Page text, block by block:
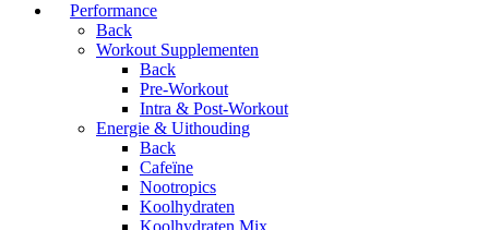
Performance
Back
Workout Supplementen
Back
Pre-Workout
Intra & Post-Workout
Energie & Uithouding
Back
Cafeïne
Nootropics
Koolhydraten
Koolhydraten Mix